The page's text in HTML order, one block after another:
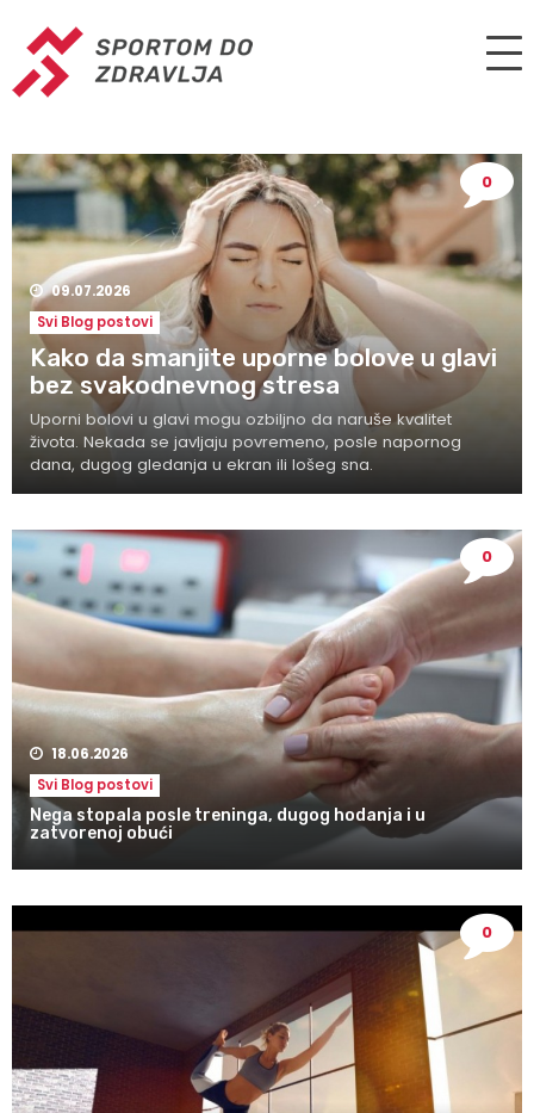
0
09.07.2026
Svi Blog postovi
Kako da smanjite uporne bolove u glavi
bez svakodnevnog stresa
Uporni bolovi u glavi mogu ozbiljno da naruše kvalitet
života. Nekada se javljaju povremeno, posle napornog
dana, dugog gledanja u ekran ili lošeg sna.
0
18.06.2026
Svi Blog postovi
Nega stopala posle treninga, dugog hodanja i u
zatvorenoj obući
0